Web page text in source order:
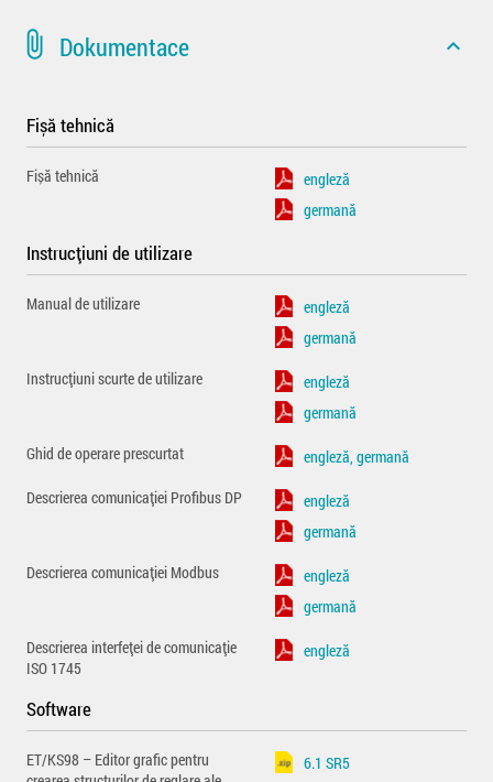
attach_file Dokumentace expand_less
Fișă tehnică
Fișă tehnică
engleză
germană
Instrucțiuni de utilizare
Manual de utilizare
engleză
germană
Instrucțiuni scurte de utilizare
engleză
germană
Ghid de operare prescurtat
engleză, germană
Descrierea comunicației Profibus DP
engleză
germană
Descrierea comunicației Modbus
engleză
germană
Descrierea interfeței de comunicație
ISO 1745
engleză
Software
ET/KS98 – Editor grafic pentru
6.1 SR5